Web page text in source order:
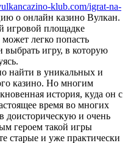
klub.com/igrat-na-
о онлайн казино Вулкан.
игровой площадке
легко попасть
выбрать игру, в которую
найти в уникальных и
казино. Но многим
история, куда он с
время во многих
доисторическую и очень
героем такой игры
старые и уже практически